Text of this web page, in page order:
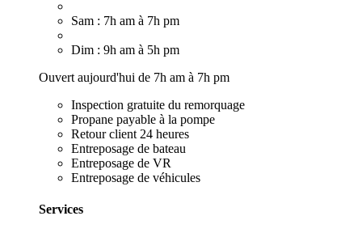
Sam : 7h am à 7h pm
Dim : 9h am à 5h pm
Ouvert aujourd'hui de 7h am à 7h pm
Inspection gratuite du remorquage
Propane payable à la pompe
Retour client 24 heures
Entreposage de bateau
Entreposage de VR
Entreposage de véhicules
Services